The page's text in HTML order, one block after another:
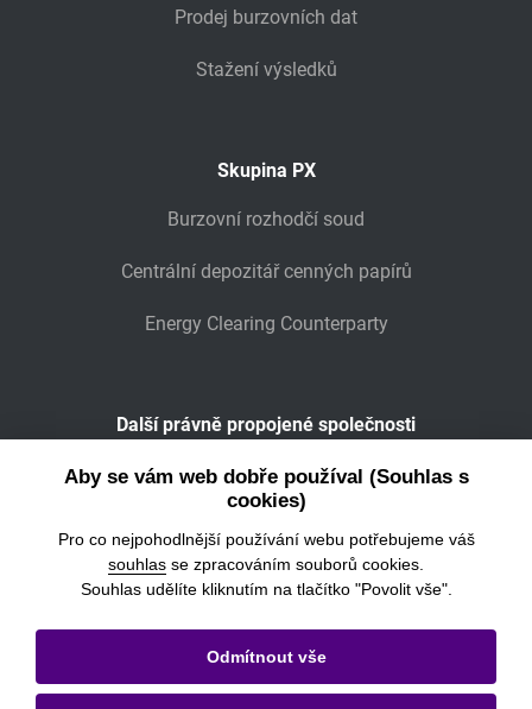
Prodej burzovních dat
Stažení výsledků
Skupina PX
Burzovní rozhodčí soud
Centrální depozitář cenných papírů
Energy Clearing Counterparty
Další právně propojené společnosti
Wiener Börse
Právní informace
Aby se vám web dobře používal (Souhlas s
cookies)
Pro co nejpohodlnější používání webu potřebujeme váš
souhlas se zpracováním souborů cookies.
Souhlas udělíte kliknutím na tlačítko "Povolit vše".
Odmítnout vše